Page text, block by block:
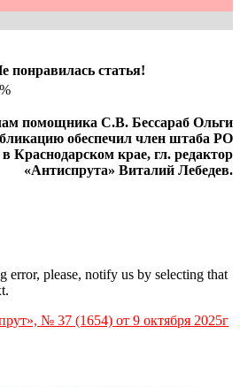
понравилась статья!
помощника С.В. Бессараб Ольги
обеспечил член штаба РО
Краснодарском крае, гл. редактор
«Антиспрута» Виталий Лебедев.
error, please, notify us by selecting that
№ 37 (1654) от 9 октября 2025г